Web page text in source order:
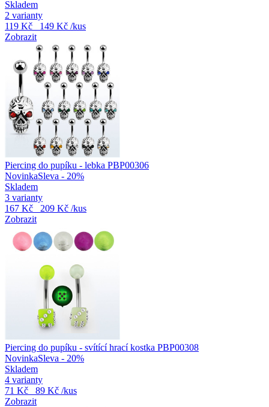
Skladem
2 varianty
119 Kč
149 Kč /kus
Zobrazit
Piercing do pupíku - lebka PBP00306
NovinkaSleva - 20%
Skladem
3 varianty
167 Kč
209 Kč /kus
Zobrazit
Piercing do pupíku - svítící hrací kostka PBP00308
NovinkaSleva - 20%
Skladem
4 varianty
71 Kč
89 Kč /kus
Zobrazit